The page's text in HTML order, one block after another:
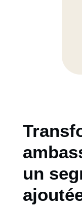
un